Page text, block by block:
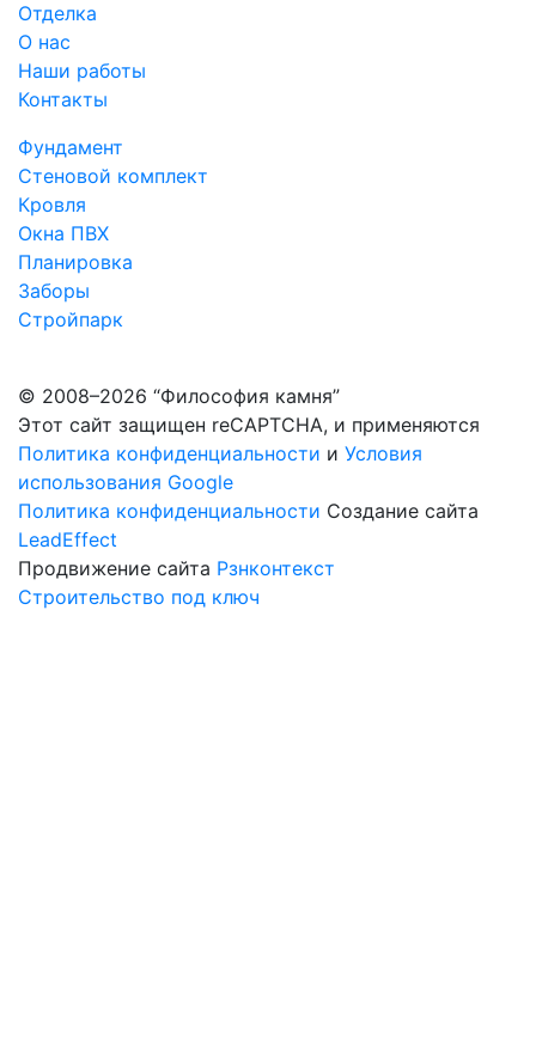
Отделка
О нас
Наши работы
Контакты
Фундамент
Стеновой комплект
Кровля
Окна ПВХ
Планировка
Заборы
Стройпарк
© 2008–2026 “Философия камня”
Этот сайт защищен reCAPTCHA, и применяются
Политика конфиденциальности и Условия
использования Google
Политика конфиденциальности Создание сайта
LeadEffect
Продвижение сайта Рзнконтекст
Строительство под ключ